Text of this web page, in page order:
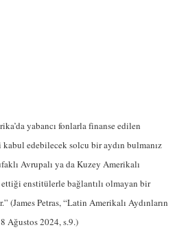
yabancı fonlarla finanse edilen
edebilecek solcu bir aydın bulmanız
Avrupalı ya da Kuzey Amerikalı
enstitülerle bağlantılı olmayan bir
(James Petras, “Latin Amerikalı Aydınların
Ağustos 2024, s.9.)